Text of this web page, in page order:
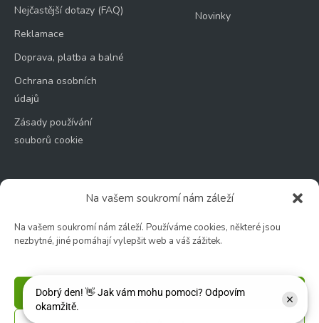
Na vašem soukromí nám záleží
Na vašem soukromí nám záleží. Používáme cookies, některé jsou
nezbytné, jiné pomáhají vylepšit web a váš zážitek.
Příjmout
Nejčastější dotazy (FAQ)
Reklamace
Doprava, platba a balné
Ochrana osobních
údajů
Zásady používání
souborů cookie
Novinky
Zahradní centrum
🕑 Po – Čt: 9:00 – 17:00